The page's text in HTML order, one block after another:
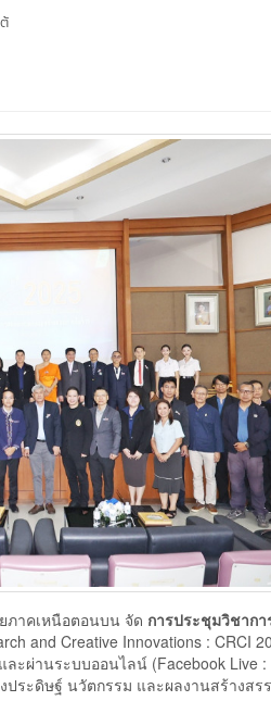
ภาคเหนือตอนบน จัด การประชุมวิชาก
and Creative Innovations : CRCI
ะผ่านระบบออนไลน์ (Facebook Live
ระดิษฐ์ นวัตกรรม และผลงานสร้างสร